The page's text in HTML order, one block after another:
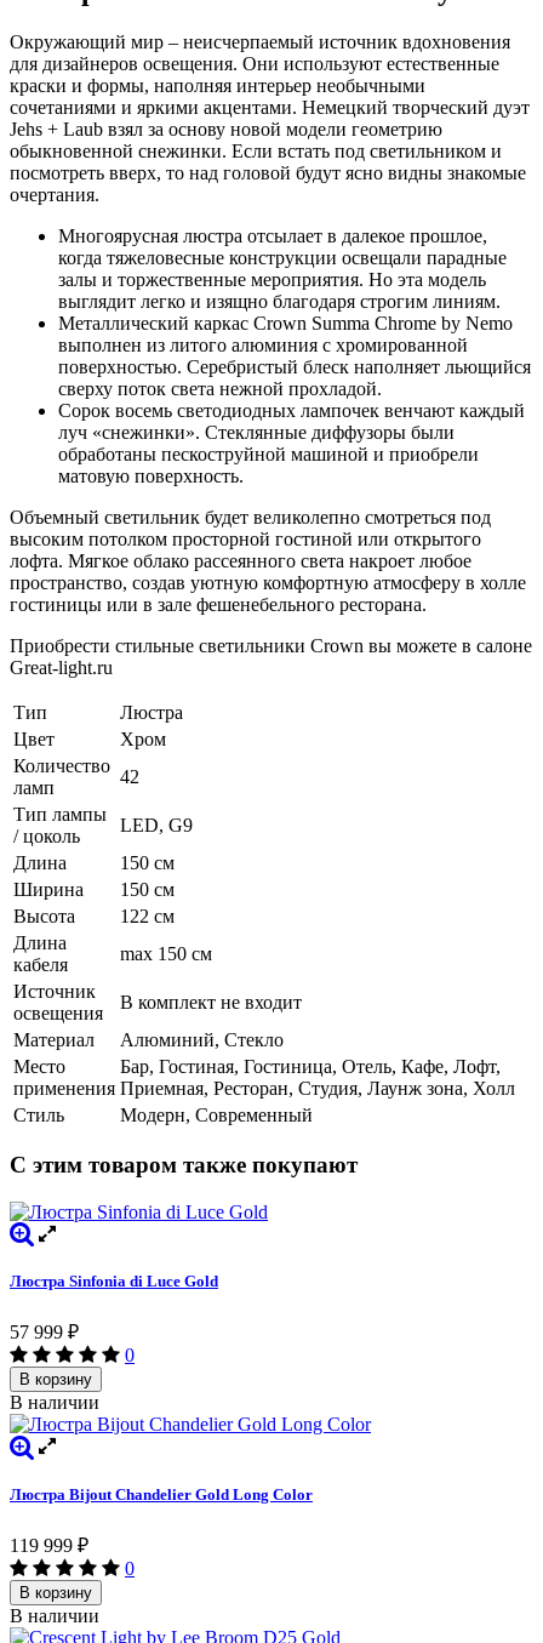
Окружающий мир – неисчерпаемый источник вдохновения
для дизайнеров освещения. Они используют естественные
краски и формы, наполняя интерьер необычными
сочетаниями и яркими акцентами. Немецкий творческий дуэт
Jehs + Laub взял за основу новой модели геометрию
обыкновенной снежинки. Если встать под светильником и
посмотреть вверх, то над головой будут ясно видны знакомые
очертания.
Многоярусная люстра отсылает в далекое прошлое,
когда тяжеловесные конструкции освещали парадные
залы и торжественные мероприятия. Но эта модель
выглядит легко и изящно благодаря строгим линиям.
Металлический каркас Crown Summa Chrome by Nemo
выполнен из литого алюминия с хромированной
поверхностью. Серебристый блеск наполняет льющийся
сверху поток света нежной прохладой.
Сорок восемь светодиодных лампочек венчают каждый
луч «снежинки». Стеклянные диффузоры были
обработаны пескоструйной машиной и приобрели
матовую поверхность.
Объемный светильник будет великолепно смотреться под
высоким потолком просторной гостиной или открытого
лофта. Мягкое облако рассеянного света накроет любое
пространство, создав уютную комфортную атмосферу в холле
гостиницы или в зале фешенебельного ресторана.
Приобрести стильные светильники Crown вы можете в салоне
Great-light.ru
Тип
Люстра
Цвет
Хром
Количество
ламп
42
Тип лампы
/ цоколь
LED, G9
Длина
150 см
Ширина
150 см
Высота
122 см
Длина
кабеля
max 150 см
Источник
освещения
В комплект не входит
Материал
Алюминий, Стекло
Место
применения
Бар, Гостиная, Гостиница, Отель, Кафе, Лофт,
Приемная, Ресторан, Студия, Лаунж зона, Холл
Стиль
Модерн, Современный
С этим товаром также покупают
Люстра Sinfonia di Luce Gold
57 999 ₽
0
В корзину
В наличии
Люстра Bijout Chandelier Gold Long Сolor
119 999 ₽
0
В корзину
В наличии